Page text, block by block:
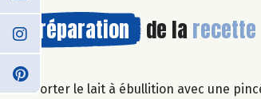
Préparation de la recette
Porter le lait à ébullition avec une